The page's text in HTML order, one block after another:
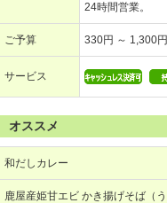
24時間営業。
ご予算 330円 ～ 1,300円
サービス
オススメ
和だしカレー
鹿屋産姫甘エビ かき揚げそば（う